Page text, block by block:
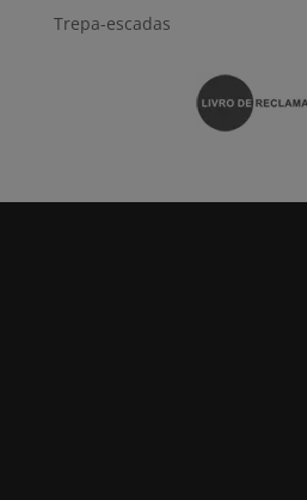
Trepa-escadas